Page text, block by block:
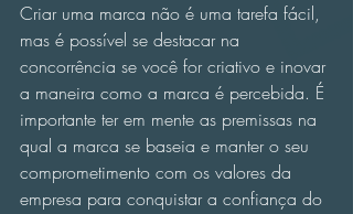
Criar uma marca não é uma tarefa fácil,
mas é possível se destacar na
concorrência se você for criativo e inovar
a maneira como a marca é percebida. É
importante ter em mente as premissas na
qual a marca se baseia e manter o seu
comprometimento com os valores da
empresa para conquistar a confiança do